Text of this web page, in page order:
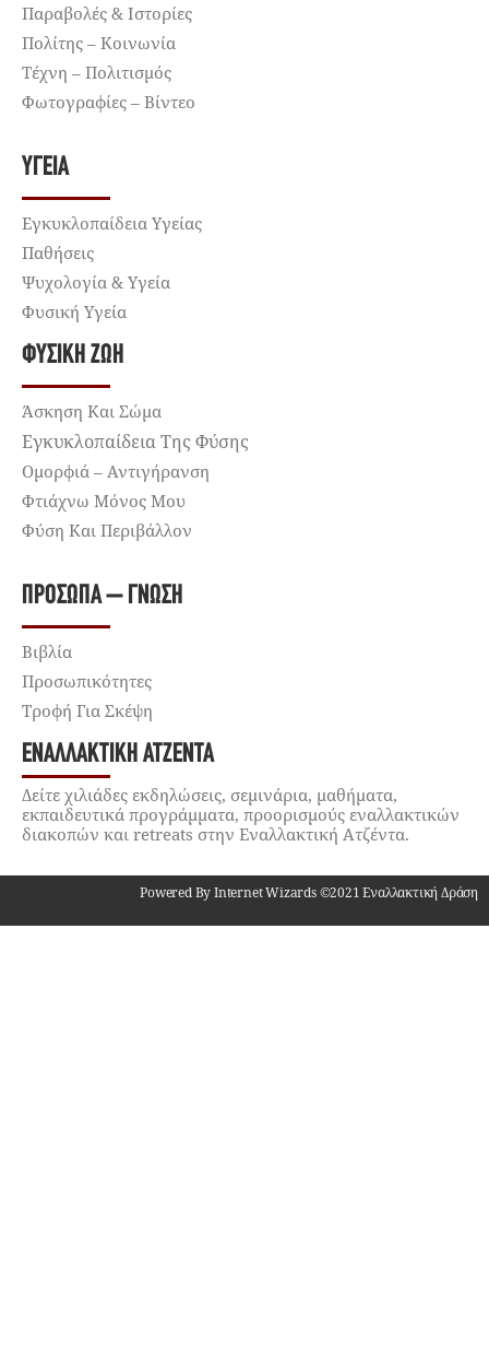
Παραβολές & Ιστορίες
Πολίτης – Κοινωνία
Τέχνη – Πολιτισμός
Φωτογραφίες – Βίντεο
ΥΓΕΊΑ
Εγκυκλοπαίδεια Υγείας
Παθήσεις
Ψυχολογία & Υγεία
Φυσική Υγεία
ΦΥΣΙΚΉ ΖΩΉ
Άσκηση Και Σώμα
Εγκυκλοπαίδεια Της Φύσης
Ομορφιά – Αντιγήρανση
Φτιάχνω Μόνος Μου
Φύση Και Περιβάλλον
ΠΡΌΣΩΠΑ – ΓΝΏΣΗ
Βιβλία
Προσωπικότητες
Τροφή Για Σκέψη
ΕΝΑΛΛΑΚΤΙΚΉ ΑΤΖΈΝΤΑ
Δείτε χιλιάδες εκδηλώσεις, σεμινάρια, μαθήματα,
εκπαιδευτικά προγράμματα, προορισμούς εναλλακτικών
διακοπών και retreats στην Εναλλακτική Ατζέντα.
Powered By Internet Wizards ©2021 Εναλλακτική Δράση